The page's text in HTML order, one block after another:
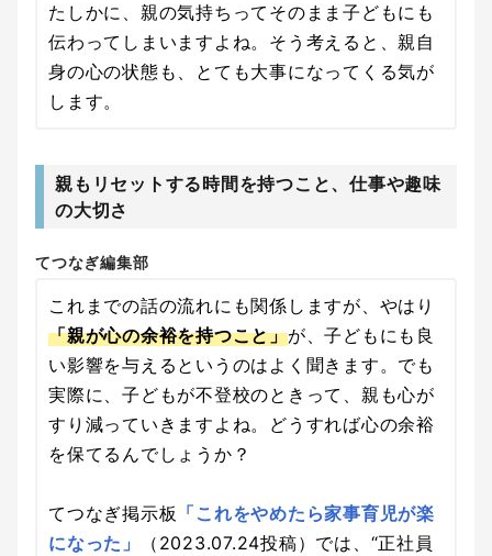
たしかに、親の気持ちってそのまま子どもにも
伝わってしまいますよね。そう考えると、親自
身の心の状態も、とても大事になってくる気が
します。
親もリセットする時間を持つこと、仕事や趣味
の大切さ
てつなぎ編集部
これまでの話の流れにも関係しますが、やはり
「親が心の余裕を持つこと」が、子どもにも良
い影響を与えるというのはよく聞きます。でも
実際に、子どもが不登校のときって、親も心が
すり減っていきますよね。どうすれば心の余裕
を保てるんでしょうか？
てつなぎ掲示板 「これをやめたら家事育児が楽
になった」
（2023.07.24投稿）では、“正社員